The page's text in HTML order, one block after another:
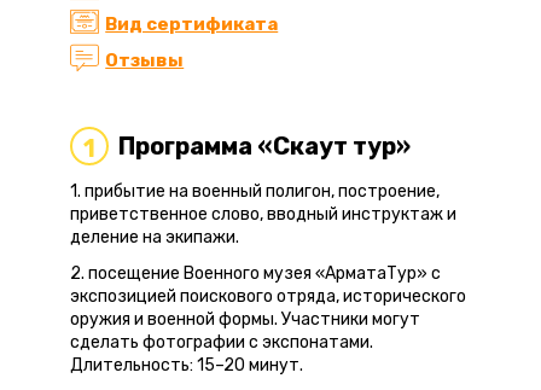
Вид сертификата
Отзывы
1 Программа «Скаут тур»
1. прибытие на военный полигон, построение,
приветственное слово, вводный инструктаж и
деление на экипажи.
2. посещение Военного музея «АрматаТур» с
экспозицией поискового отряда, исторического
оружия и военной формы. Участники могут
сделать фотографии с экспонатами.
Длительность: 15–20 минут.